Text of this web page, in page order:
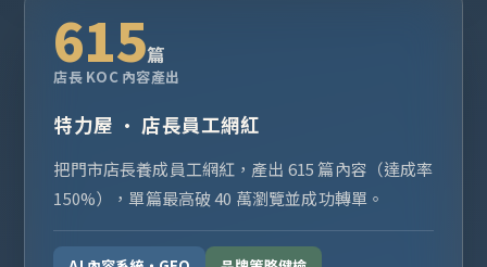
615篇
店長 KOC 內容產出
特力屋 · 店長員工網紅
把門市店長養成員工網紅，產出 615 篇內容（達成率
150%），單篇最高破 40 萬瀏覽並成功轉單。